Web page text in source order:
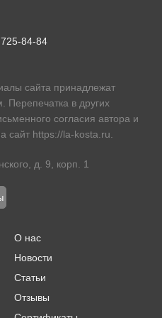
84-84
сайта принадлежат
Перепечатка в других
согласия автора и
сайт https://la-kosta.ru
д. 9, корп. 1
О нас
Новости
Статьи
Отзывы